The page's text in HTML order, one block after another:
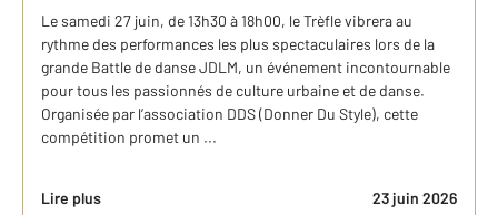
Le samedi 27 juin, de 13h30 à 18h00, le Trèfle vibrera au
rythme des performances les plus spectaculaires lors de la
grande Battle de danse JDLM, un événement incontournable
pour tous les passionnés de culture urbaine et de danse.
Organisée par l’association DDS (Donner Du Style), cette
compétition promet un ...
Lire plus 23 juin 2026